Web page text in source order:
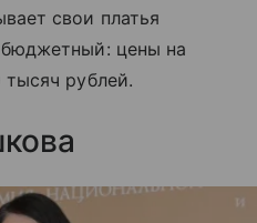
свои платья
цены на
тысяч рублей.